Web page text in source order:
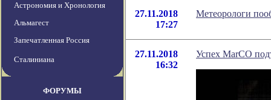
Астрономия и Хронология
Альмагест
Запечатленная Россия
Сталиниана
ФОРУМЫ
27.11.2018
17:27
Метеорологи
27.11.2018
16:32
Успех MarCO